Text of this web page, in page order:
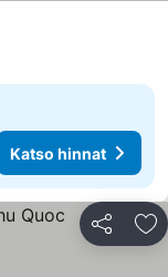
Katso hinnat
Jaa